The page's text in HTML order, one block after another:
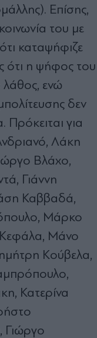
Επίσης,
του με
καταψήφιζε
ότι η ψήφος του
ενώ
δεν
για
Λάκη
Βλάχο,
Γιάννη
Καββαδά,
Μάρκο
Μάνο
Κούβελα,
Κατερίνα
Γιώργο